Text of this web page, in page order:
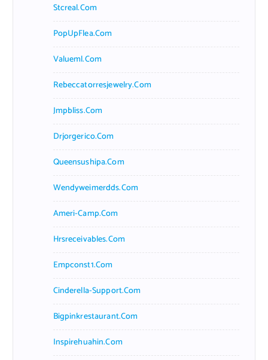
Stcreal.com
PopUpFlea.com
Valueml.com
Rebeccatorresjewelry.com
Jmpbliss.com
Drjorgerico.com
Queensushipa.com
Wendyweimerdds.com
Ameri-Camp.com
Hrsreceivables.com
Empconst1.com
Cinderella-Support.com
Bigpinkrestaurant.com
Inspirehuahin.com